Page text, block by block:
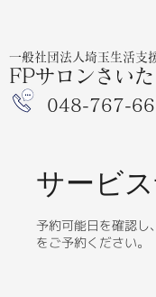
一般社団法人埼玉生活支
FPサロンさい
048-767-
サービ
予約可能日を確認し
をご予約ください。